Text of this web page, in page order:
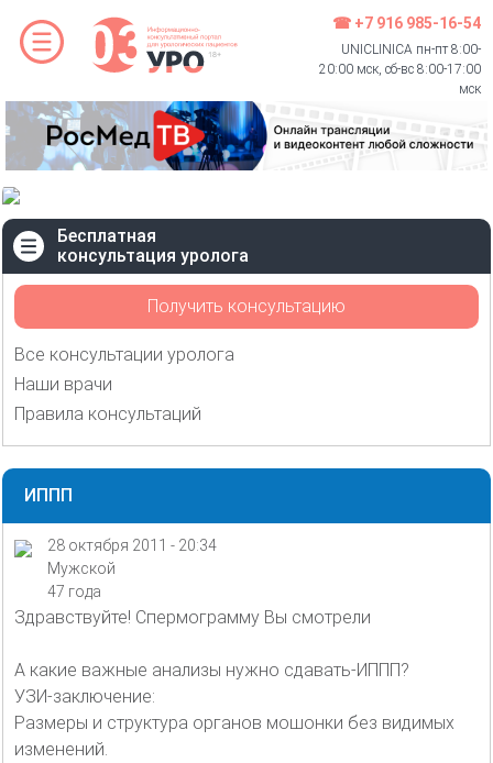
☎ +7 916 985-16-54
UNICLINICA пн-пт 8:00-
20:00 мск, сб-вс 8:00-17:00
мск
Бесплатная
консультация уролога
Получить консультацию
Все консультации уролога
Наши врачи
Правила консультаций
ИППП
28 октября 2011 - 20:34
Мужской
47 года
Здравствуйте! Спермограмму Вы смотрели
А какие важные анализы нужно сдавать-ИППП?
УЗИ-заключение:
Размеры и структура органов мошонки без видимых
изменений.